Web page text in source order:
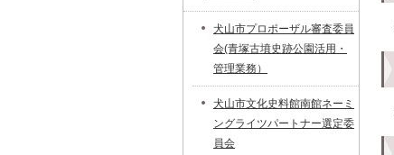
犬山市プロポーザル審査委員
会(青塚古墳史跡公園活用・
管理業務）
犬山市文化史料館南館ネーミ
ングライツパートナー選定委
員会